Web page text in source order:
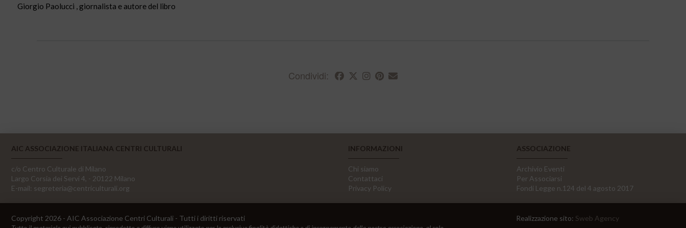
Giorgio Paolucci , giornalista e autore del libro
Condividi:
AIC ASSOCIAZIONE ITALIANA CENTRI CULTURALI
c/o Centro Culturale di Milano
Largo Corsia dei Servi 4, - 20122 Milano
E-mail: segreteria@centriculturali.org
INFORMAZIONI
Chi siamo
Contattaci
Privacy Policy
ASSOCIAZIONE
Archivio Eventi
Per Associarsi
Fondi Legge n.124 del 4 agosto 2017
Copyright 2026 - AIC Associazione Centri Culturali - Tutti i diritti riservati
Realizzazione sito: Sweb Agency